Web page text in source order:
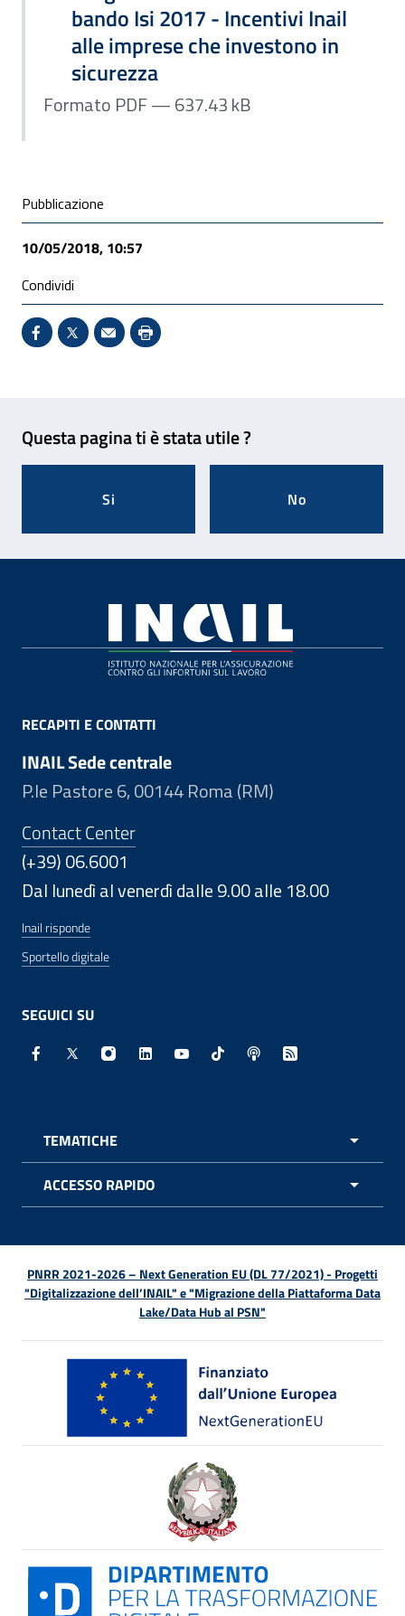
bando Isi 2017 - Incentivi Inail
alle imprese che investono in
sicurezza
Formato PDF — 637.43 kB
Condivisione social
Pubblicazione
10/05/2018, 10:57
Condividi
Condividi su Facebook - Sito esterno - Apertura in
X - Sito esterno - Apertura in nuova finestra
Invio Mail: apre il programma di posta
Stampa pagina: scelta meno
Questa pagina ti è stata utile ?
Si No
RECAPITI E CONTATTI
INAIL Sede centrale
P.le Pastore 6, 00144 Roma (RM)
Contact Center
(+39) 06.6001
Dal lunedì al venerdì dalle 9.00 alle 18.00
Inail risponde
Sportello digitale
SEGUICI SU
Facebook - Sito esterno - Apertura in nuova finestra
X - Sito esterno - Apertura in nuova finestra
Instagram - Sito esterno - Apertura in
Linkedin - Sito esterno - Apertura in
Youtube - Sito esterno -
TikTok - Sito esterno -
Spreaker - Sito
Feed RSS -
TEMATICHE
ACCESSO RAPIDO
PNRR 2021-2026 – Next Generation EU (DL 77/2021) - Progetti
"Digitalizzazione dell’INAIL" e "Migrazione della Piattaforma Data
Lake/Data Hub al PSN"